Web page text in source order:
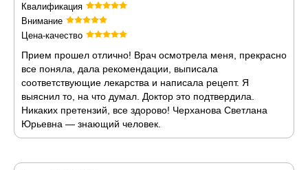
Квалификация
Внимание
Цена-качество
Прием прошел отлично! Врач осмотрела меня, прекрасно
все поняла, дала рекомендации, выписала
соответствующие лекарства и написала рецепт. Я
выяснил то, на что думал. Доктор это подтвердила.
Никаких претензий, все здорово! Черханова Светлана
Юрьевна — знающий человек.